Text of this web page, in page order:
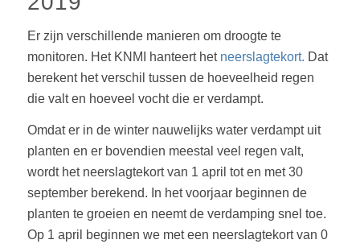
Er zijn verschillende manieren om droogte te
monitoren. Het KNMI hanteert het neerslagtekort. Dat
berekent het verschil tussen de hoeveelheid regen
die valt en hoeveel vocht die er verdampt.
Omdat er in de winter nauwelijks water verdampt uit
planten en er bovendien meestal veel regen valt,
wordt het neerslagtekort van 1 april tot en met 30
september berekend. In het voorjaar beginnen de
planten te groeien en neemt de verdamping snel toe.
Op 1 april beginnen we met een neerslagtekort van 0